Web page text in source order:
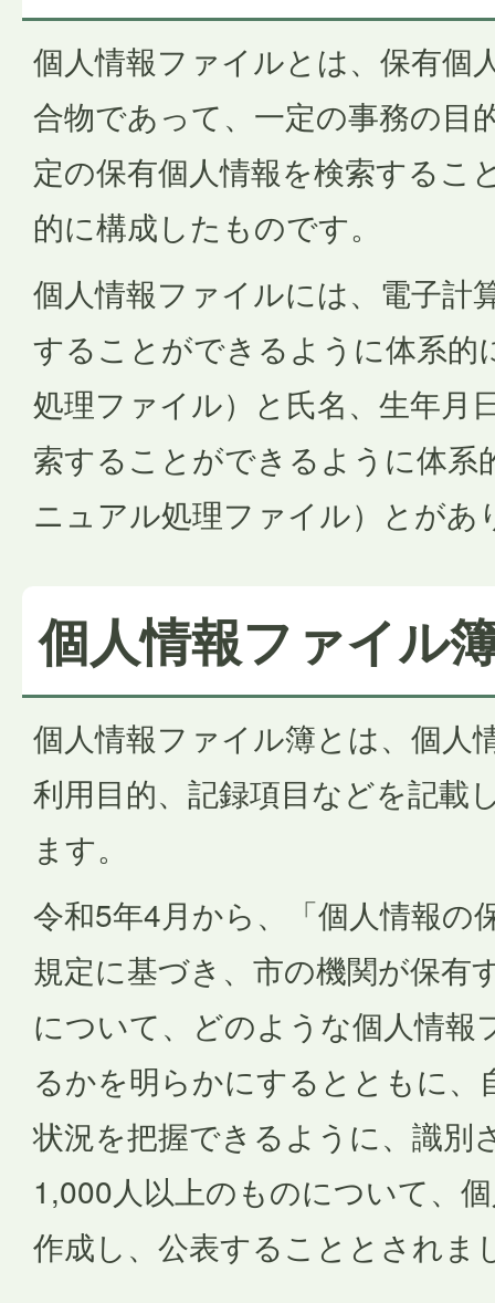
個人情報ファイルとは、保有個
合物であって、一定の事務の目
定の保有個人情報を検索するこ
的に構成したものです。
個人情報ファイルには、電子計
することができるように体系的
処理ファイル）と氏名、生年月
索することができるように体系
ニュアル処理ファイル）とがあ
個人情報ファイル
個人情報ファイル簿とは、個人
利用目的、記録項目などを記載
ます。
令和5年4月から、「個人情報の
規定に基づき、市の機関が保有
について、どのような個人情報
るかを明らかにするとともに、
状況を把握できるように、識別
1,000人以上のものについて、
作成し、公表することとされま